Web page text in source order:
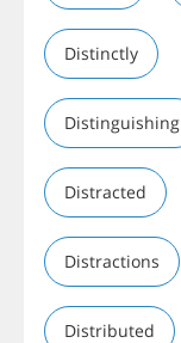
Distinctly
Distinguishing
Distracted
Distractions
Distributed